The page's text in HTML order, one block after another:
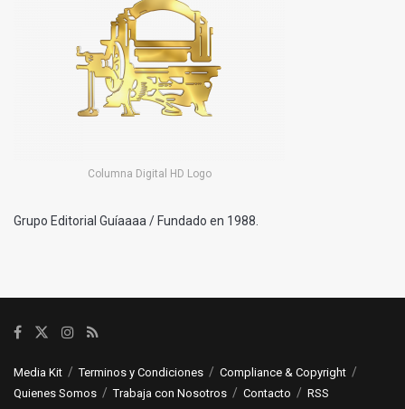
Columna Digital HD Logo
Grupo Editorial Guíaaaa / Fundado en 1988.
Media Kit Terminos y Condiciones
Compliance & Copyright
Quienes Somos
Trabaja con Nosotros Contacto RSS